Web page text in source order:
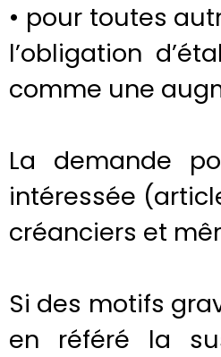
• pour toutes
l’obligation
comme une
La demande
intéressée
créanciers et
Si des motifs
en référé la